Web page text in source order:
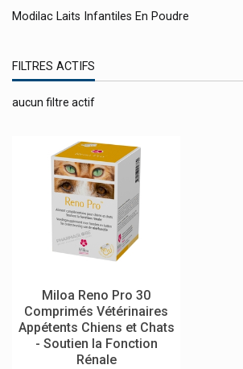
Modilac Laits Infantiles En Poudre
Mosquito
Mouskito
Moustimug
Mucogyne Inconfort Intime
Mucolaxx Toux Productive Kosan Pharma
Mucos Pharma
Multi-Mam
Musc Intime
Mustela Bébé Et Enfant Mustela Maternité
FILTRES ACTIFS
aucun filtre actif
Miloa Reno Pro 30
Comprimés Vétérinaires
Appétents Chiens et Chats
- Soutien la Fonction
Rénale